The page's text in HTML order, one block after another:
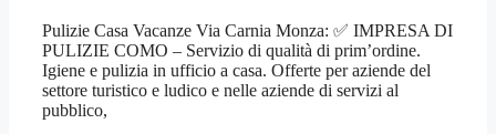
Pulizie Casa Vacanze Via Carnia Monza: ✅ IMPRESA DI
PULIZIE COMO – Servizio di qualità di prim’ordine.
Igiene e pulizia in ufficio a casa. Offerte per aziende del
settore turistico e ludico e nelle aziende di servizi al
pubblico,